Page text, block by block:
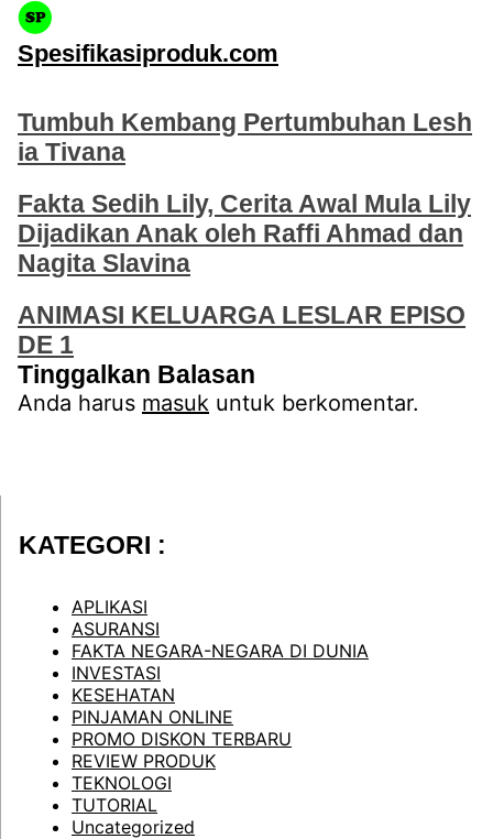
Spesifikasiproduk.com
Tumbuh Kembang Pertumbuhan Lesh
ia Tivana
Fakta Sedih Lily, Cerita Awal Mula Lily
Dijadikan Anak oleh Raffi Ahmad dan
Nagita Slavina
ANIMASI KELUARGA LESLAR EPISO
DE 1
Tinggalkan Balasan
Anda harus masuk untuk berkomentar.
KATEGORI :
APLIKASI
ASURANSI
FAKTA NEGARA-NEGARA DI DUNIA
INVESTASI
KESEHATAN
PINJAMAN ONLINE
PROMO DISKON TERBARU
REVIEW PRODUK
TEKNOLOGI
TUTORIAL
Uncategorized